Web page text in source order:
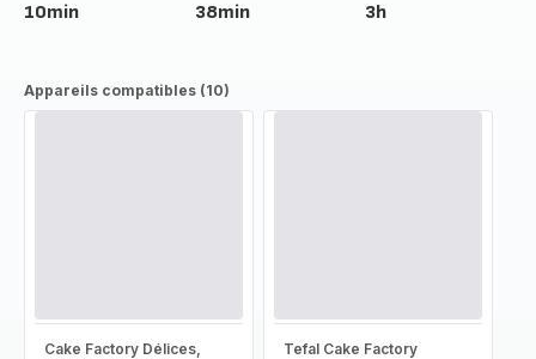
10min 38min 3h
Appareils compatibles (10)
Cake Factory Délices,
Tefal Cake Factory